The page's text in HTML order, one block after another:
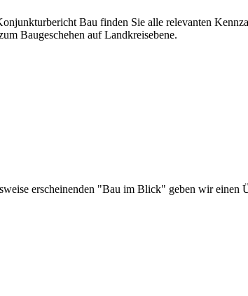
Bau finden Sie alle relevanten
Baugeschehen auf Landkreisebene.
erscheinenden "Bau im Blick" geben wir einen